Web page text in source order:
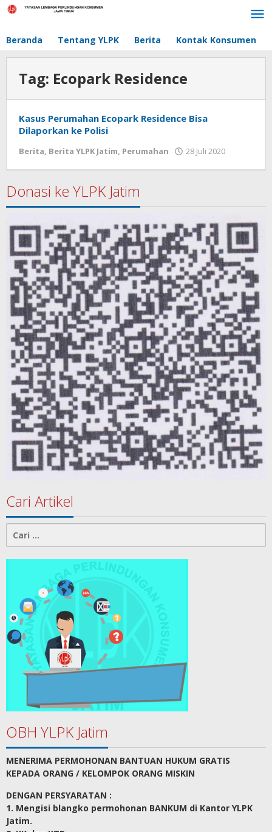
Lewati
Beranda Tentang YLPK Berita Kontak Konsumen
Tag: Ecopark Residence
Kasus Perumahan Ecopark Residence Bisa
Dilaporkan ke Polisi
Berita, Berita YLPK Jatim, Perumahan 28 Juli 2020
Donasi ke YLPK Jatim
Cari Artikel
Cari
untuk:
OBH YLPK Jatim
MENERIMA PERMOHONAN BANTUAN HUKUM GRATIS
KEPADA ORANG / KELOMPOK ORANG MISKIN
DENGAN PERSYARATAN :
1. Mengisi blangko permohonan BANKUM di Kantor YLPK
Jatim.